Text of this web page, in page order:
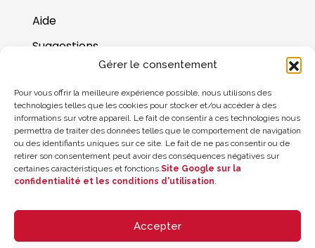
Gérer le consentement
Pour vous offrir la meilleure expérience possible, nous utilisons des
technologies telles que les cookies pour stocker et/ou accéder à des
informations sur votre appareil. Le fait de consentir à ces technologies nous
permettra de traiter des données telles que le comportement de navigation
ou des identifiants uniques sur ce site. Le fait de ne pas consentir ou de
retirer son consentement peut avoir des conséquences négatives sur
certaines caractéristiques et fonctions.Site Google sur la
confidentialité et les conditions d'utilisation.
Accepter
Aide
Suggestions
Où nous trouver
Solde de la carte cadeau